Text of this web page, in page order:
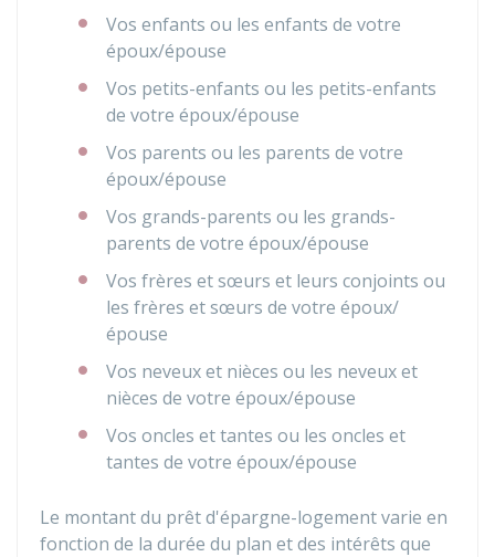
Vos enfants ou les enfants de votre
époux/épouse
Vos petits-enfants ou les petits-enfants
de votre époux/épouse
Vos parents ou les parents de votre
époux/épouse
Vos grands-parents ou les grands-
parents de votre époux/épouse
Vos frères et sœurs et leurs conjoints ou
les frères et sœurs de votre époux/
épouse
Vos neveux et nièces ou les neveux et
nièces de votre époux/épouse
Vos oncles et tantes ou les oncles et
tantes de votre époux/épouse
Le montant du prêt d'épargne-logement varie en
fonction de la durée du plan et des intérêts que